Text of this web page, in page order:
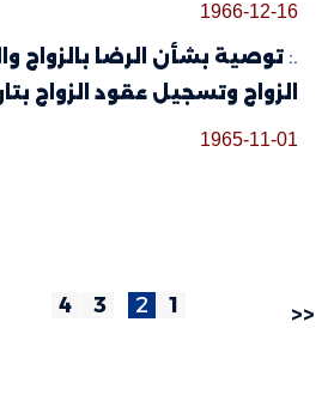
1966-12-16
توصية بشأن الرضا بالزواج
الزواج وتسجيل عقود الزواج بتاريخ 1 نوفمبر
1965-11-01
<<